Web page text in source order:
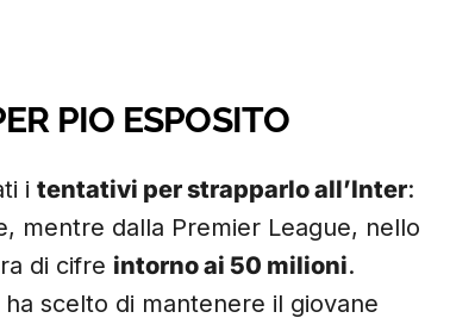
PIO ESPOSITO
i tentativi per strapparlo all’Inter:
mentre dalla Premier League, nello
di cifre intorno ai 50 milioni.
scelto di mantenere il giovane